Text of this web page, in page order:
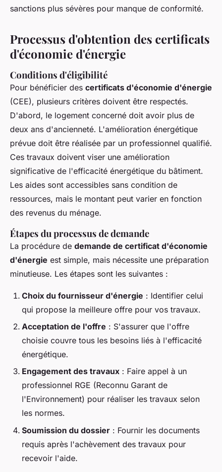
sanctions plus sévères pour manque de conformité.
Processus d'obtention des certificats
d'économie d'énergie
Conditions d'éligibilité
Pour bénéficier des certificats d'économie d'énergie
(CEE), plusieurs critères doivent être respectés.
D'abord, le logement concerné doit avoir plus de
deux ans d'ancienneté. L'amélioration énergétique
prévue doit être réalisée par un professionnel qualifié.
Ces travaux doivent viser une amélioration
significative de l'efficacité énergétique du bâtiment.
Les aides sont accessibles sans condition de
ressources, mais le montant peut varier en fonction
des revenus du ménage.
Étapes du processus de demande
La procédure de demande de certificat d'économie
d'énergie est simple, mais nécessite une préparation
minutieuse. Les étapes sont les suivantes :
Choix du fournisseur d'énergie : Identifier celui
qui propose la meilleure offre pour vos travaux.
Acceptation de l'offre : S'assurer que l'offre
choisie couvre tous les besoins liés à l'efficacité
énergétique.
Engagement des travaux : Faire appel à un
professionnel RGE (Reconnu Garant de
l'Environnement) pour réaliser les travaux selon
les normes.
Soumission du dossier : Fournir les documents
requis après l'achèvement des travaux pour
recevoir l'aide.